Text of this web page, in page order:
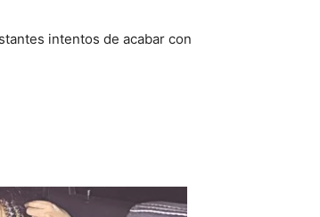
intentos de acabar con